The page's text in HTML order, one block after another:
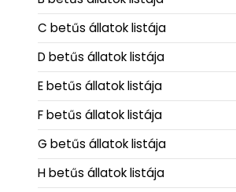
C betűs állatok listája
D betűs állatok listája
E betűs állatok listája
F betűs állatok listája
G betűs állatok listája
H betűs állatok listája